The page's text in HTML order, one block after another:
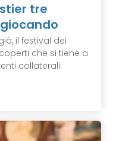
tre
il festival dei
che si tiene a
collaterali: